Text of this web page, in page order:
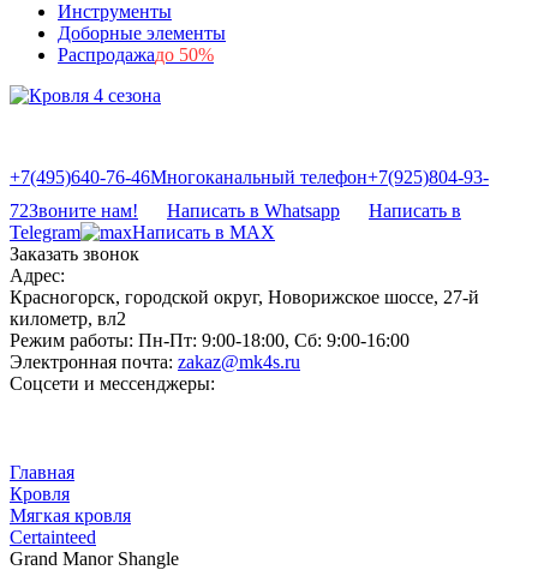
Инструменты
Доборные элементы
Распродажадо 50%
+7(495)640-76-46Многоканальный телефон+7(925)804-93-
72Звоните нам! Написать в Whatsapp
Написать в
Telegram
Написать в MAX
Заказать звонок
Адрес:
Красногорск, городской округ, Новорижское шоссе, 27-й
километр, вл2
Режим работы: Пн-Пт: 9:00-18:00, Сб: 9:00-16:00
Электронная почта: zakaz@mk4s.ru
Соцсети и мессенджеры:
Главная
Кровля
Мягкая кровля
Certainteed
Grand Manor Shangle